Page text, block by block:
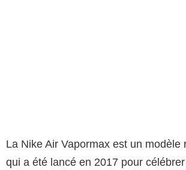
La Nike Air Vapormax est un modèle
qui a été lancé en 2017 pour